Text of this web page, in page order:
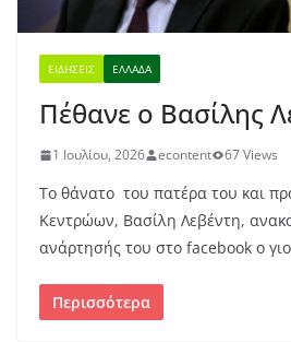
ΕΙΔΉΣΕΙΣ ΕΛΛΆΔΑ
Πέθανε ο Βασίλης
1 Ιουλίου, 2026 econtent 67 Views
Το θάνατο του πατέρα του και
Κεντρώων, Βασίλη Λεβέντη,
ανάρτησής του στο facebook ο
Περισσότερα